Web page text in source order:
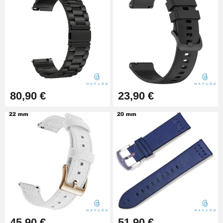
9,90 €
Pince à Poinçonner (pince trou)
57,42 €
Pince Trou pour Bracelet de
10,90 €
Kit Horlogerie Débutant
26,90 €
Boîte Pompe Bracelet Montre -
Diamètre 1,50 mm - 8 à 25 mm
80,90 € 23,90 €